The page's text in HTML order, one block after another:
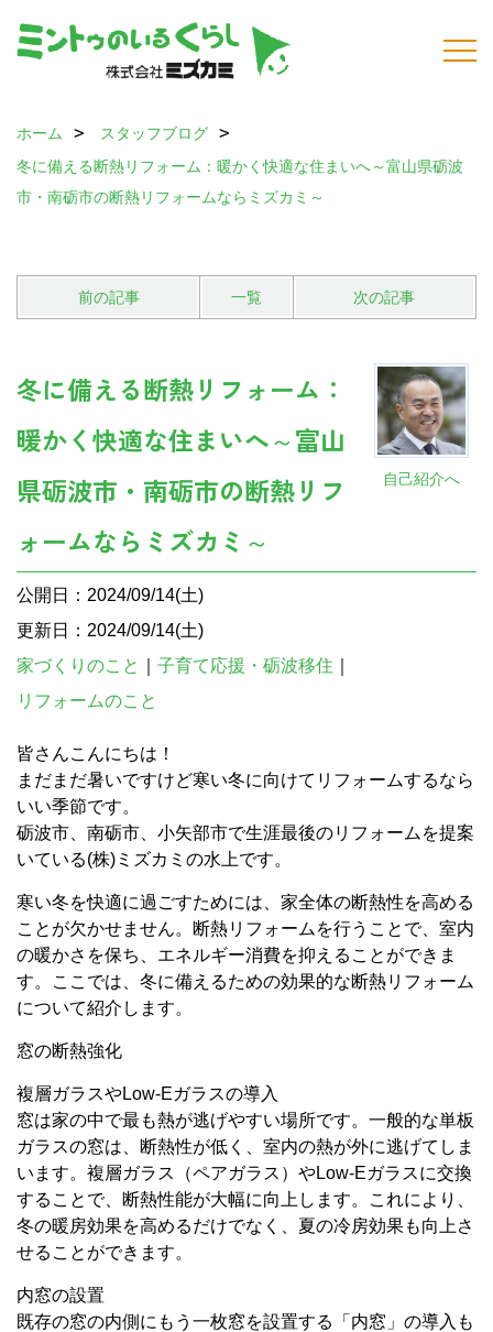
ホーム
スタッフブログ
冬に備える断熱リフォーム：暖かく快適な住まいへ～富山県砺波
市・南砺市の断熱リフォームならミズカミ～
前の記事 一覧 次の記事
自己紹介へ
冬に備える断熱リフォーム：
暖かく快適な住まいへ～富山
県砺波市・南砺市の断熱リフ
ォームならミズカミ～
公開日：2024/09/14(土)
更新日：2024/09/14(土)
家づくりのこと
子育て応援・砺波移住
リフォームのこと
皆さんこんにちは！
まだまだ暑いですけど寒い冬に向けてリフォームするなら
いい季節です。
砺波市、南砺市、小矢部市で生涯最後のリフォームを提案
いている(株)ミズカミの水上です。
寒い冬を快適に過ごすためには、家全体の断熱性を高める
ことが欠かせません。断熱リフォームを行うことで、室内
の暖かさを保ち、エネルギー消費を抑えることができま
す。ここでは、冬に備えるための効果的な断熱リフォーム
について紹介します。
窓の断熱強化
複層ガラスやLow-Eガラスの導入
窓は家の中で最も熱が逃げやすい場所です。一般的な単板
ガラスの窓は、断熱性が低く、室内の熱が外に逃げてしま
います。複層ガラス（ペアガラス）やLow-Eガラスに交換
することで、断熱性能が大幅に向上します。これにより、
冬の暖房効果を高めるだけでなく、夏の冷房効果も向上さ
せることができます。
内窓の設置
既存の窓の内側にもう一枚窓を設置する「内窓」の導入も